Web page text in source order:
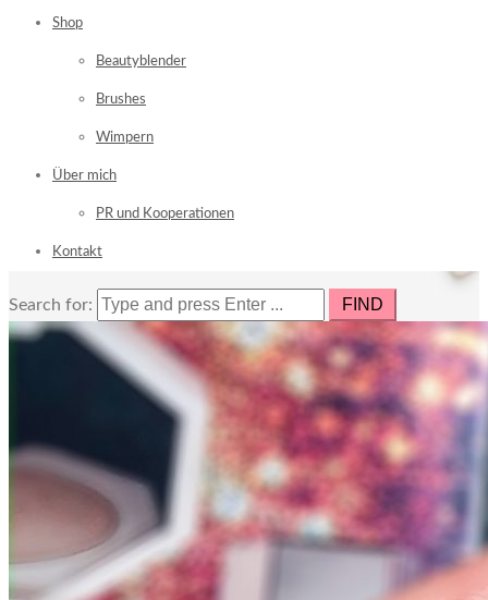
Shop
Beautyblender
Brushes
Wimpern
Über mich
PR und Kooperationen
Kontakt
Search for: